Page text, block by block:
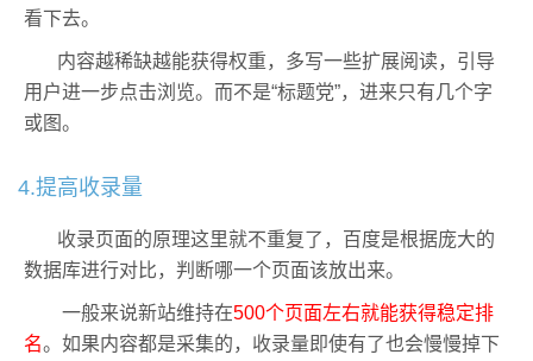
看下去。
内容越稀缺越能获得权重，多写一些扩展阅读，引导
用户进一步点击浏览。而不是“标题党”，进来只有几个字
或图。
4.提高收录量
收录页面的原理这里就不重复了，百度是根据庞大的
数据库进行对比，判断哪一个页面该放出来。
一般来说新站维持在500个页面左右就能获得稳定排
名。如果内容都是采集的，收录量即使有了也会慢慢掉下